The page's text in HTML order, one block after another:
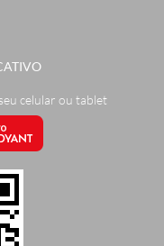
celular ou tablet